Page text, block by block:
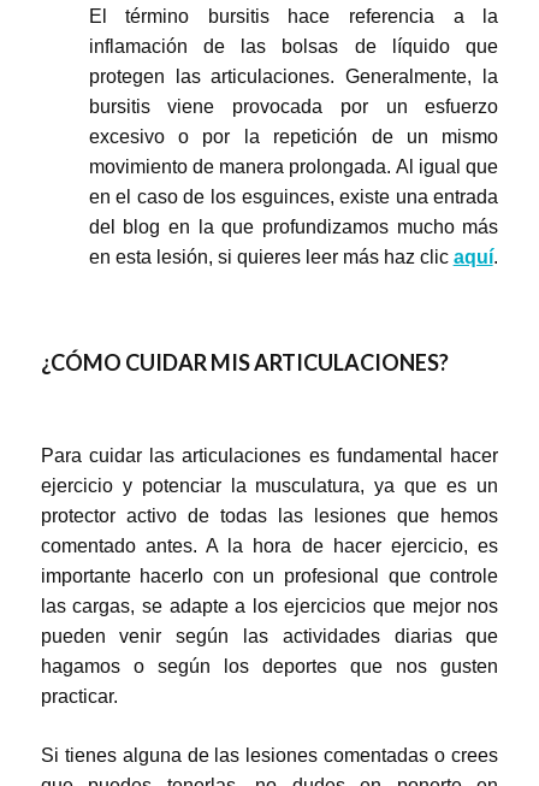
El término bursitis hace referencia a la
inflamación de las bolsas de líquido que
protegen las articulaciones. Generalmente, la
bursitis viene provocada por un esfuerzo
excesivo o por la repetición de un mismo
movimiento de manera prolongada. Al igual que
en el caso de los esguinces, existe una entrada
del blog en la que profundizamos mucho más
en esta lesión, si quieres leer más haz clic aquí.
¿CÓMO CUIDAR MIS ARTICULACIONES?
Para cuidar las articulaciones es fundamental hacer
ejercicio y potenciar la musculatura, ya que es un
protector activo de todas las lesiones que hemos
comentado antes. A la hora de hacer ejercicio, es
importante hacerlo con un profesional que controle
las cargas, se adapte a los ejercicios que mejor nos
pueden venir según las actividades diarias que
hagamos o según los deportes que nos gusten
practicar.
Si tienes alguna de las lesiones comentadas o crees